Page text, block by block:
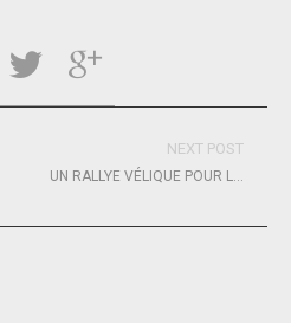
NEXT POST
UN RALLYE VÉLIQUE POUR LES PATIENTS DE LA SCLÉROSE EN PLAQUES